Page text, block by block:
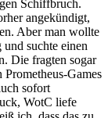
Schiffbruch.
angekündigt,
Aber man wollte
suchte einen
Die fragten sogar
Games
sofort
WotC liefe